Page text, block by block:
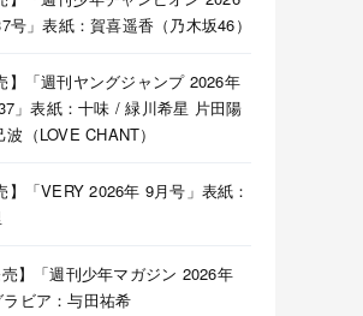
号」表紙：賀喜遥香（乃木坂46）
】「週刊ヤングジャンプ 2026年
」表紙：十味 / 緑川希星 片田陽
（LOVE CHANT）
】「VERY 2026年 9月号」表紙：
売】「週刊少年マガジン 2026年
ビア：与田祐希